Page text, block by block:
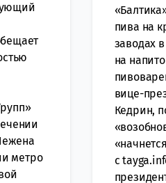
метро
пива на
заводах
на
вице-
Кедрин,
с